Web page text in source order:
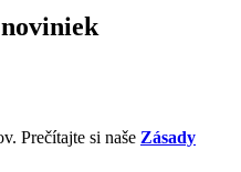
Prečítajte si naše Zásady